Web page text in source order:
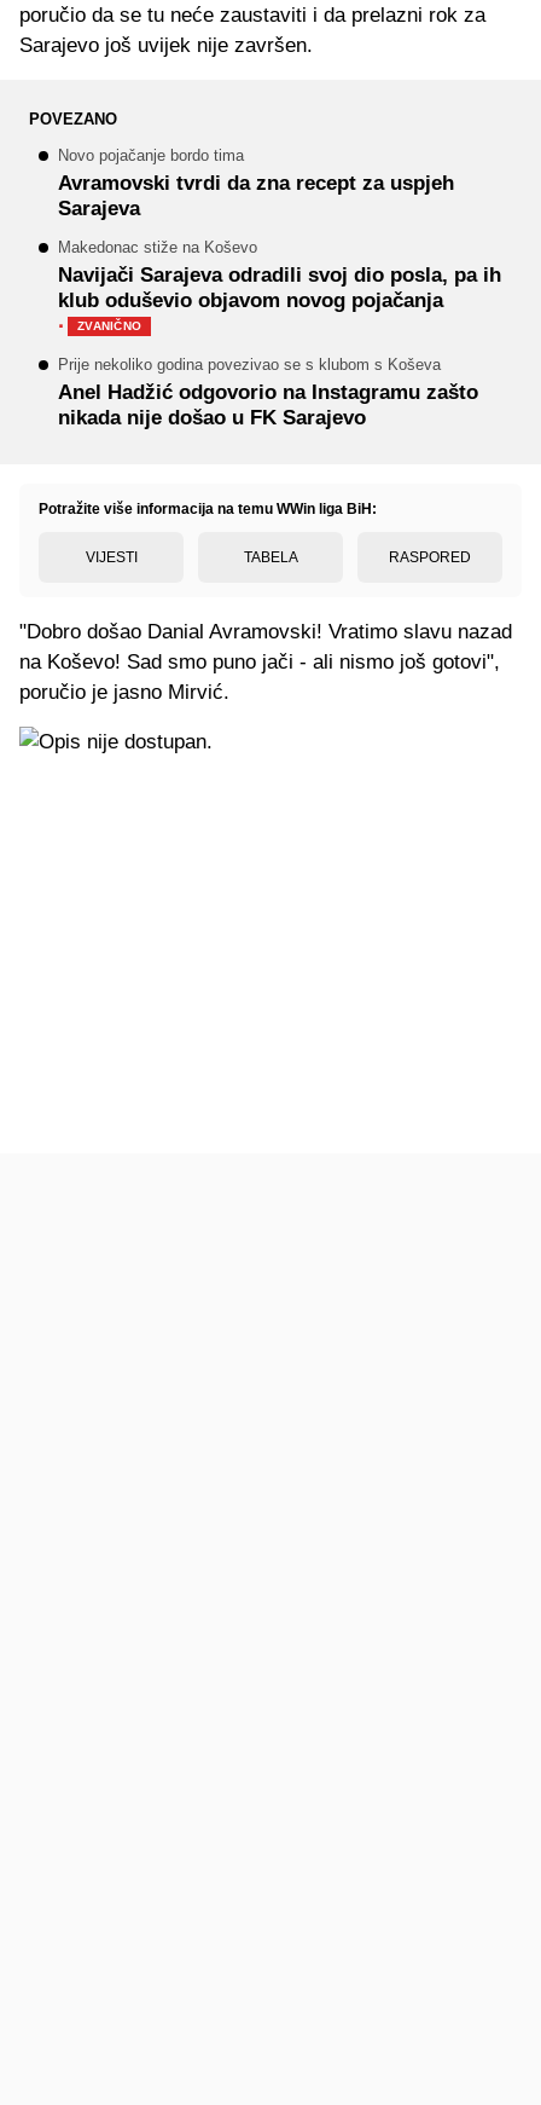
poručio da se tu neće zaustaviti i da prelazni rok za
Sarajevo još uvijek nije završen.
POVEZANO
Novo pojačanje bordo tima
Avramovski tvrdi da zna recept za uspjeh
Sarajeva
Makedonac stiže na Koševo
Navijači Sarajeva odradili svoj dio posla, pa ih
klub oduševio objavom novog pojačanja
· ZVANIČNO
Prije nekoliko godina povezivao se s klubom s Koševa
Anel Hadžić odgovorio na Instagramu zašto
nikada nije došao u FK Sarajevo
Potražite više informacija na temu WWin liga BiH:
VIJESTI TABELA RASPORED
"Dobro došao Danial Avramovski! Vratimo slavu nazad
na Koševo! Sad smo puno jači - ali nismo još gotovi",
poručio je jasno Mirvić.